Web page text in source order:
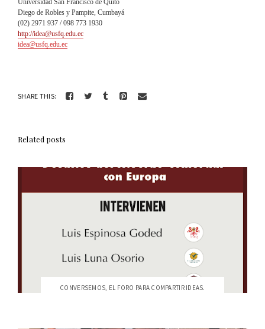
Universidad San Francisco de Quito
Diego de Robles y Pampite, Cumbayá
(02) 2971 937 / 098 773 1930
http://idea@usfq.edu.ec
idea@usfq.edu.ec
SHARE THIS:
Related posts
CONVERSEMOS, EL FORO PARA COMPARTIR IDEAS.